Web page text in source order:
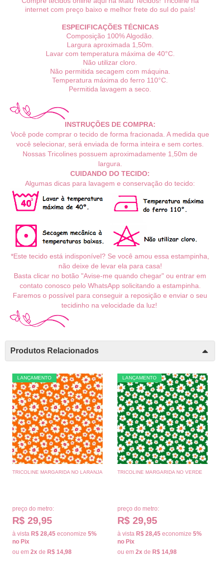
internet com preço baixo e melhor frete do sul do país!
ESPECIFICAÇÕES TÉCNICAS
Composição 100% Algodão.
Largura aproximada 1,50m.
Lavar com temperatura máxima de 40°C.
Não utilizar cloro.
Não permitida secagem com máquina.
Temperatura máxima do ferro 110°C.
Permitida lavagem a seco.
INSTRUÇÕES DE COMPRA:
Você pode comprar o tecido de forma fracionada. A medida que
você selecionar, será enviada de forma inteira e sem cortes.
Nossas Tricolines possuem aproximadamente 1,50m de
largura.
CUIDANDO DO TECIDO:
Algumas dicas para lavagem e conservação do tecido:
*Este tecido está indisponível? Se você amou essa estampinha,
não deixe de levar ela para casa!
Basta clicar no botão "Avise-me quando chegar" ou entrar em
contato conosco pelo WhatsApp solicitando a estampinha.
Faremos o possível para conseguir a reposição e enviar o seu
tecidinho na velocidade da luz!
Produtos Relacionados
LANÇAMENTO
TRICOLINE MARGARIDA NO LARANJA
preço do metro:
R$ 29,95
à vista R$ 28,45 economize 5%
no Pix
ou em 2x de R$ 14,98
LANÇAMENTO
TRICOLINE MARGARIDA NO VERDE
preço do metro:
R$ 29,95
à vista R$ 28,45 economize 5%
no Pix
ou em 2x de R$ 14,98